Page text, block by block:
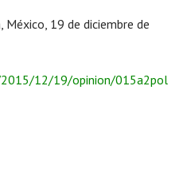
México, 19 de diciembre de
12/19/opinion/015a2pol